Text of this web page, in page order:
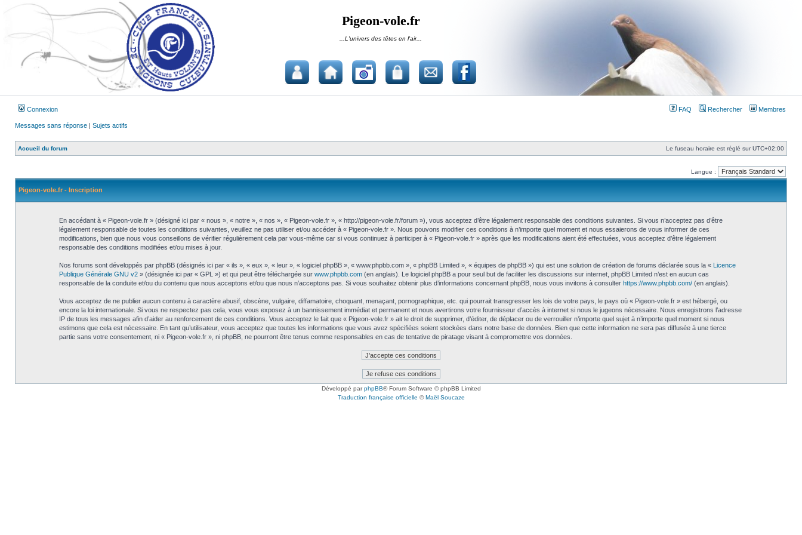
Pigeon-vole.fr
...L'univers des têtes en l'air...
Connexion FAQ Rechercher Membres
Messages sans réponse | Sujets actifs
Accueil du forum Le fuseau horaire est réglé surUTC+02:00
Langue :
Pigeon-vole.fr - Inscription
En accédant à « Pigeon-vole.fr » (désigné ici par « nous », « notre », « nos », « Pigeon-vole.fr », « http://pigeon-vole.fr/forum »), vous acceptez d’être légalement responsable des conditions suivantes. Si vous n’acceptez pas d’être
légalement responsable de toutes les conditions suivantes, veuillez ne pas utiliser et/ou accéder à « Pigeon-vole.fr ». Nous pouvons modifier ces conditions à n’importe quel moment et nous essaierons de vous informer de ces
modifications, bien que nous vous conseillons de vérifier régulièrement cela par vous-même car si vous continuez à participer à « Pigeon-vole.fr » après que les modifications aient été effectuées, vous acceptez d’être légalement
responsable des conditions modifiées et/ou mises à jour.
Nos forums sont développés par phpBB (désignés ici par « ils », « eux », « leur », « logiciel phpBB », « www.phpbb.com », « phpBB Limited », « équipes de phpBB ») qui est une solution de création de forums déclarée sous la « Licence
Publique Générale GNU v2» (désignée ici par « GPL ») et qui peut être téléchargée sur www.phpbb.com(en anglais). Le logiciel phpBB a pour seul but de faciliter les discussions sur internet, phpBB Limited n’est en aucun cas
responsable de la conduite et/ou du contenu que nous acceptons et/ou que nous n’acceptons pas. Si vous souhaitez obtenir plus d’informations concernant phpBB, nous vous invitons à consulter https://www.phpbb.com/(en anglais).
Vous acceptez de ne publier aucun contenu à caractère abusif, obscène, vulgaire, diffamatoire, choquant, menaçant, pornographique, etc. qui pourrait transgresser les lois de votre pays, le pays où « Pigeon-vole.fr » est hébergé, ou
encore la loi internationale. Si vous ne respectez pas cela, vous vous exposez à un bannissement immédiat et permanent et nous avertirons votre fournisseur d’accès à internet si nous le jugeons nécessaire. Nous enregistrons l’adresse
IP de tous les messages afin d’aider au renforcement de ces conditions. Vous acceptez le fait que « Pigeon-vole.fr » ait le droit de supprimer, d’éditer, de déplacer ou de verrouiller n’importe quel sujet à n’importe quel moment si nous
estimons que cela est nécessaire. En tant qu’utilisateur, vous acceptez que toutes les informations que vous avez spécifiées soient stockées dans notre base de données. Bien que cette information ne sera pas diffusée à une tierce
partie sans votre consentement, ni « Pigeon-vole.fr », ni phpBB, ne pourront être tenus comme responsables en cas de tentative de piratage visant à compromettre vos données.
Développé parphpBB® Forum Software © phpBB Limited
Traduction française officielle ©Maël Soucaze